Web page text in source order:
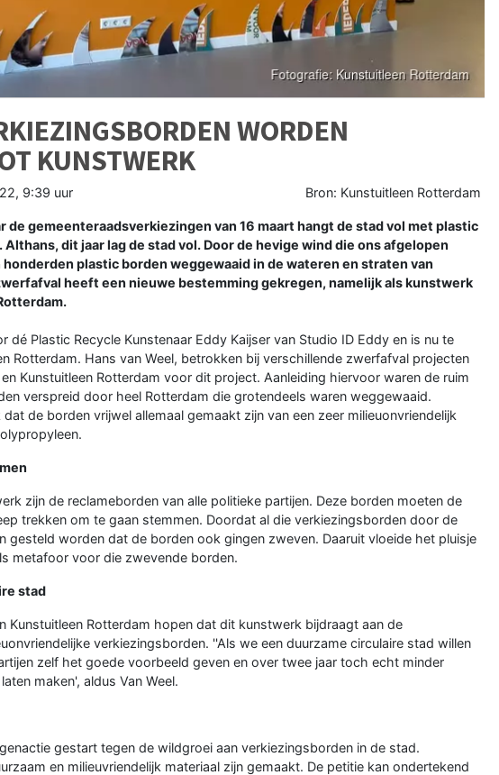
WORDEN
KUNSTWERK
9:39 uur Bron: Kunstuitleen Rotterdam
de gemeenteraadsverkiezingen van 16 maart hangt de stad vol met plastic
dit jaar lag de stad vol. Door de hevige wind die ons afgelopen
plastic borden weggewaaid in de wateren en straten van
heeft een nieuwe bestemming gekregen, namelijk als kunstwerk
Plastic Recycle Kunstenaar Eddy Kaijser van Studio ID Eddy en is nu te
Rotterdam. Hans van Weel, betrokken bij verschillende zwerfafval projecten
Kunstuitleen Rotterdam voor dit project. Aanleiding hiervoor waren de ruim
verspreid door heel Rotterdam die grotendeels waren weggewaaid.
de borden vrijwel allemaal gemaakt zijn van een zeer milieuonvriendelijk
zijn de reclameborden van alle politieke partijen. Deze borden moeten de
trekken om te gaan stemmen. Doordat al die verkiezingsborden door de
gesteld worden dat de borden ook gingen zweven. Daaruit vloeide het pluisje
metafoor voor die zwevende borden.
stad
Kunstuitleen Rotterdam hopen dat dit kunstwerk bijdraagt aan de
verkiezingsborden. ''Als we een duurzame circulaire stad willen
zelf het goede voorbeeld geven en over twee jaar toch echt minder
maken', aldus Van Weel.
gestart tegen de wildgroei aan verkiezingsborden in de stad.
en milieuvriendelijk materiaal zijn gemaakt. De petitie kan ondertekend